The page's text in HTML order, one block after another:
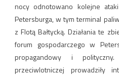
nocy odnotowano kolejne
Petersburga, w tym terminal
z Flotą Bałtycką. Działania te
forum gospodarczego w
propagandowy i
przeciwlotniczej prowadziły